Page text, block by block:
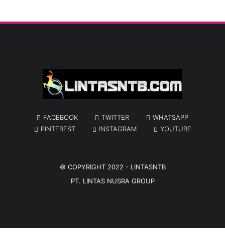
FACEBOOK TWITTER
WHATSAPP
PINTEREST
INSTAGRAM YOUTUBE
© COPYRIGHT 2022 - LINTASNTB
PT. LINTAS NUSRA GROUP